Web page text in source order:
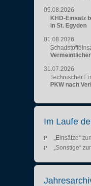
05.08.2026
KHD-Einsatz
in St. Egyden
01.08.2026
31.07.2026
Technischer
PKW nach
Im Laufe
„Einsätze“
„Sonstige“